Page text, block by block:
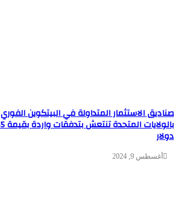
صناديق الاستثمار المتداولة في البيتكوين الفوري
دولار
أغسطس 9, 2024